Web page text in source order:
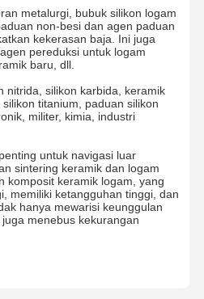
Suatu
metalurgi, bubuk silikon logam
non-besi dan agen paduan
kekerasan baja. Ini juga
pereduksi untuk logam
baru, dll.
nitrida, silikon karbida, keramik
titanium, paduan silikon
militer, kimia, industri
untuk navigasi luar
sintering keramik dan logam
komposit keramik logam, yang
memiliki ketangguhan tinggi, dan
hanya mewarisi keunggulan
menebus kekurangan